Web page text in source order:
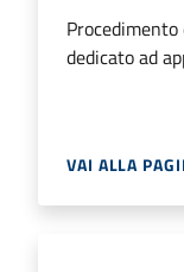
dedicato ad
VAI ALLA